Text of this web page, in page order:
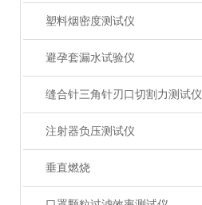
塑料烟密度测试仪
避孕套漏水试验仪
缝合针三角针刃口切割力测试仪
注射器负压测试仪
垂直燃烧